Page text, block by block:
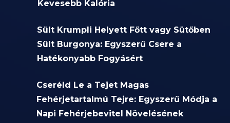
Kevesebb Kalória
Sült Krumpli Helyett Főtt vagy Sütőben
Sült Burgonya: Egyszerű Csere a
Hatékonyabb Fogyásért
Cseréld Le a Tejet Magas
Fehérjetartalmú Tejre: Egyszerű Módja a
Napi Fehérjebevitel Növelésének